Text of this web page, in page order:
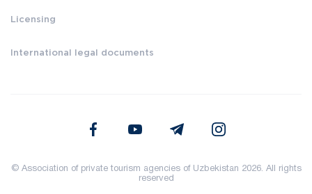
Licensing
International legal documents
© Association of private tourism agencies of Uzbekistan 2026. All rights
reserved